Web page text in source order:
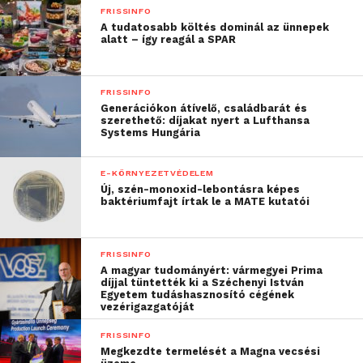
maradhatnak a háztartás klímatechnikai
rendszerének.
„Egy mobilklíma
jellemzően olcsóbb, mint
egy split klíma, illetve
jellemzően nincs
telepítési költség sem, így
anyagi szempontok is
befolyásolhatják a
döntést. Továbbá egy
mobilklíma segítségével
azt is megtehetjük, hogy
éppen abba helyiségben
FRISSINFO
A tudatosabb költés dominál az ünnepek
alatt – így reagál a SPAR
FRISSINFO
Generációkon átívelő, családbarát és
szerethető: díjakat nyert a Lufthansa
Systems Hungária
E-KÖRNYEZETVÉDELEM
Új, szén-monoxid-lebontásra képes
baktériumfajt írtak le a MATE kutatói
FRISSINFO
A magyar tudományért: vármegyei Prima
díjjal tüntették ki a Széchenyi István
Egyetem tudáshasznosító cégének
vezérigazgatóját
FRISSINFO
Megkezdte termelését a Magna vecsési